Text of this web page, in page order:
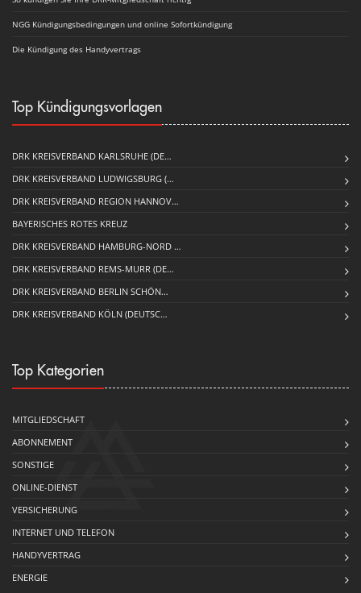
NGG Kündigungsbedingungen und online Sofortkündigung
Die Kündigung des Handyvertrags
Top Kündigungsvorlagen
DRK KREISVERBAND KARLSRUHE (DE…
DRK KREISVERBAND LUDWIGSBURG (…
DRK KREISVERBAND REGION HANNOV…
BAYERISCHES ROTES KREUZ
DRK KREISVERBAND HAMBURG-NORD …
DRK KREISVERBAND REMS-MURR (DE…
DRK KREISVERBAND BERLIN SCHÖN…
DRK KREISVERBAND KÖLN (DEUTSC…
Top Kategorien
MITGLIEDSCHAFT
ABONNEMENT
SONSTIGE
ONLINE-DIENST
VERSICHERUNG
INTERNET UND TELEFON
HANDYVERTRAG
ENERGIE